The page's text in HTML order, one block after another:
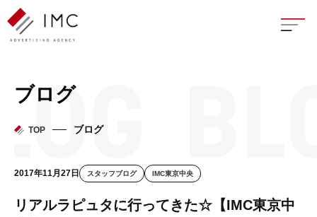
座談
ブログ
TOP ブログ
2017年11月27日 スタッフブログ IMC東京中央
リアルラピュタに行ってきた☆【IMC東京中